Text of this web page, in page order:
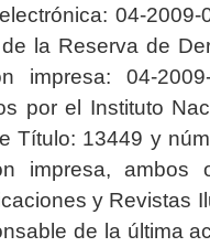
04-2009-
la Reserva de
04-2009-
por el Instituto
Título: 13449 y
impresa, ambos
y Revistas
de la última